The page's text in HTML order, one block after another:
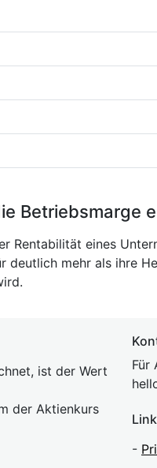
Betriebsmarge
eines
mehr als ihre
ist der Wert
der Aktienkurs
Für
hel
-